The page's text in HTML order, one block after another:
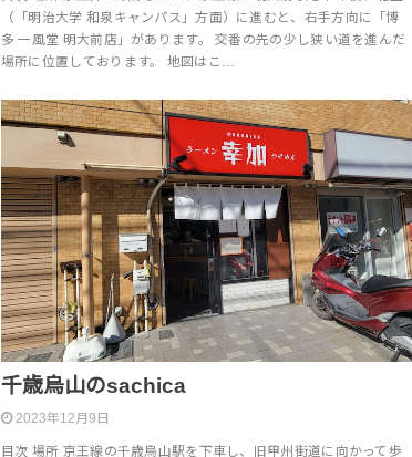
（「明治大学 和泉キャンパス」方面）に進むと、右手方向に「博
多 一風堂 明大前店」があります。 交番の先の少し狭い道を進んだ
場所に位置しております。 地図はこ…
千歳烏山のsachica
2023年12月9日
目次 場所 京王線の千歳烏山駅を下車し、旧甲州街道に向かって歩